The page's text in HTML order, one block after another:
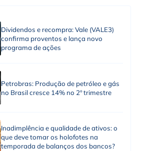
Dividendos e recompra: Vale (VALE3)
confirma proventos e lança novo
programa de ações
Petrobras: Produção de petróleo e gás
no Brasil cresce 14% no 2º trimestre
Inadimplência e qualidade de ativos: o
que deve tomar os holofotes na
temporada de balanços dos bancos?